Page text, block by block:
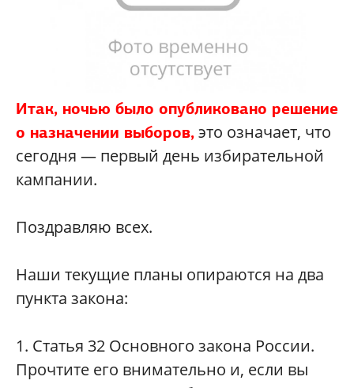
Итак, ночью было опубликовано решение
о назначении выборов,это означает, что
сегодня — первый день избирательной
кампании.
Поздравляю всех.
Наши текущие планы опираются на два
пункта закона:
1. Статья 32 Основного закона России.
Прочтите его внимательно и, если вы